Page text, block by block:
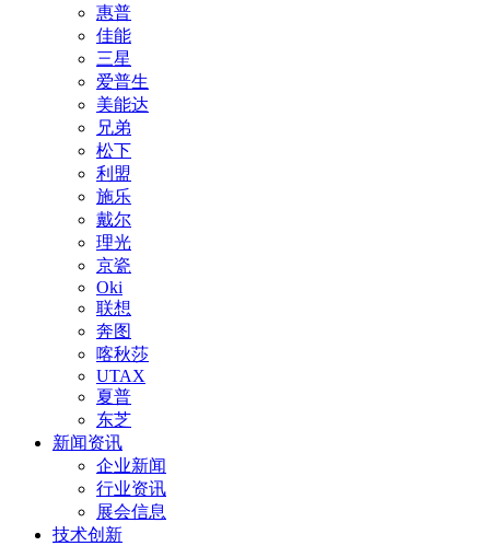
惠普
佳能
三星
爱普生
美能达
兄弟
松下
利盟
施乐
戴尔
理光
京瓷
Oki
联想
奔图
喀秋莎
UTAX
夏普
东芝
新闻资讯
企业新闻
行业资讯
展会信息
技术创新